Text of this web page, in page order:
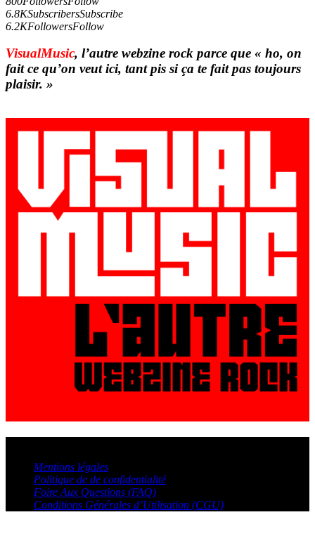
6.8KSubscribersSubscribe
6.2KFollowersFollow
VisualMusic, l’autre webzine rock parce que « ho, on
fait ce qu’on veut ici, tant pis si ça te fait pas toujours
plaisir. »
Mentions légales
Politique de de confidentialité
Foire Aux Questions (FAQ)
Conditions Générales d’Utilisation (CGU)